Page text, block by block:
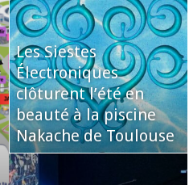
Les Siestes
Électroniques
clôturent l’été en
beauté à la piscine
Nakache de Toulouse